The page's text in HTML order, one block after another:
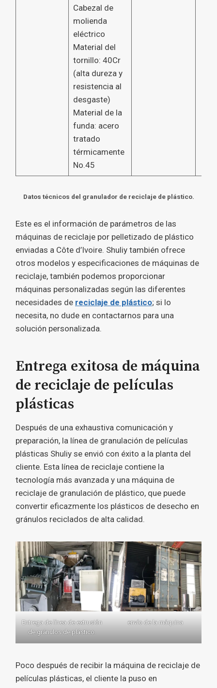
Cabezal de
molienda
eléctrico
Material del
tornillo: 40Cr
(alta dureza y
resistencia al
desgaste)
Material de la
funda: acero
tratado
térmicamente
No.45
Datos técnicos del granulador de reciclaje de plástico.
Este es el información de parámetros de las
máquinas de reciclaje por pelletizado de plástico
enviadas a Côte d’Ivoire. Shuliy también ofrece
otros modelos y especificaciones de máquinas de
reciclaje, también podemos proporcionar
máquinas personalizadas según las diferentes
necesidades de reciclaje de plástico; si lo
necesita, no dude en contactarnos para una
solución personalizada.
Entrega exitosa de máquina
de reciclaje de películas
plásticas
Después de una exhaustiva comunicación y
preparación, la línea de granulación de películas
plásticas Shuliy se envió con éxito a la planta del
cliente. Esta línea de reciclaje contiene la
tecnología más avanzada y una máquina de
reciclaje de granulación de plástico, que puede
convertir eficazmente los plásticos de desecho en
gránulos reciclados de alta calidad.
Entrega de línea de extrusión
de gránulos de plástico.
envío de la máquina
Poco después de recibir la máquina de reciclaje de
películas plásticas, el cliente la puso en